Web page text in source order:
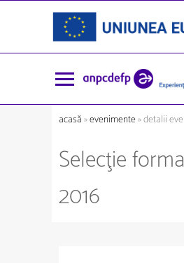
acasă»evenimente» detalii
Selecţie
2016